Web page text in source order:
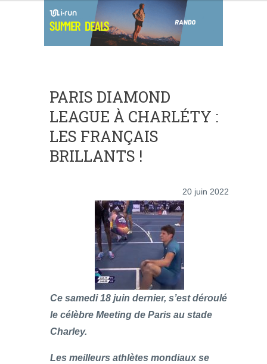
PARIS DIAMOND
LEAGUE À CHARLÉTY :
LES FRANÇAIS
BRILLANTS !
20 juin 2022
Ce samedi 18 juin dernier, s’est déroulé
le célèbre Meeting de Paris au stade
Charley.
Les meilleurs athlètes mondiaux se